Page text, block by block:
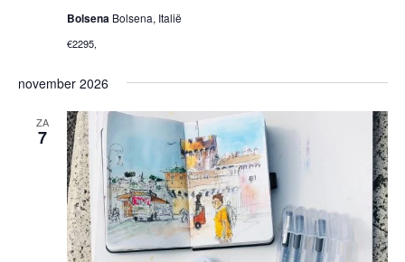
Bolsena Bolsena, Italië
€2295,
november 2026
ZA
7